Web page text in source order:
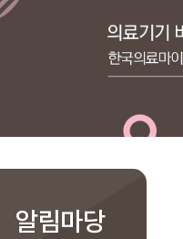
알림마당